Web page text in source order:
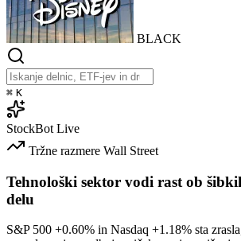
BLACK
⌘ K
StockBot Live
Tržne razmere Wall Street
Tehnološki sektor vodi rast ob
delu
S&P 500 +0.60% in Nasdaq +1.18% sta